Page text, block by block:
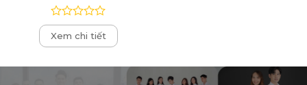
Được
xếp
hạng
Xem chi tiết